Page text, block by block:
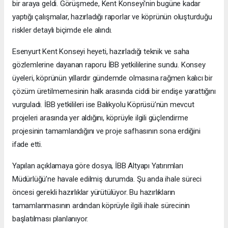
bir araya geldi. Görüşmede, Kent Konseyi'nin bugüne kadar
yaptığı çalışmalar, hazırladığı raporlar ve köprünün oluşturduğu
riskler detaylı biçimde ele alındı.
Esenyurt Kent Konseyi heyeti, hazırladığı teknik ve saha
gözlemlerine dayanan raporu İBB yetkililerine sundu. Konsey
üyeleri, köprünün yıllardır gündemde olmasına rağmen kalıcı bir
çözüm üretilmemesinin halk arasında ciddi bir endişe yarattığını
vurguladı. İBB yetkilileri ise Balıkyolu Köprüsü’nün mevcut
projeleri arasında yer aldığını, köprüyle ilgili güçlendirme
projesinin tamamlandığını ve proje safhasının sona erdiğini
ifade etti.
Yapılan açıklamaya göre dosya, İBB Altyapı Yatırımları
Müdürlüğü’ne havale edilmiş durumda. Şu anda ihale süreci
öncesi gerekli hazırlıklar yürütülüyor. Bu hazırlıkların
tamamlanmasının ardından köprüyle ilgili ihale sürecinin
başlatılması planlanıyor.